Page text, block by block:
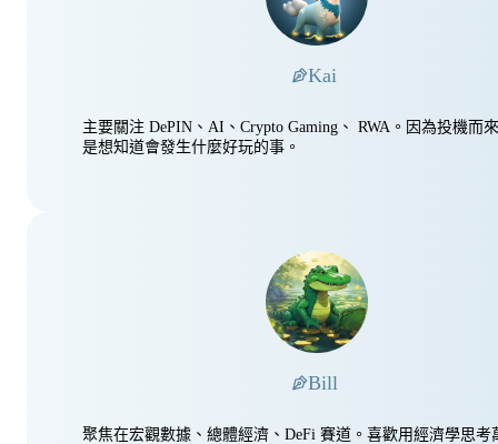
Kai
主要關注 DePIN、AI、Crypto Gaming、 RWA。因為投機而
是想知道會發生什麼好玩的事。
Bill
聚焦在宏觀數據、總體經濟、DeFi 賽道。喜歡用經濟學思考